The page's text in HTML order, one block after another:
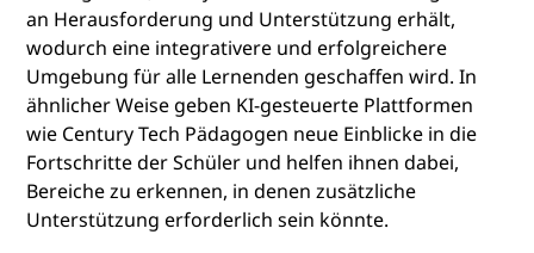
an Herausforderung und Unterstützung erhält,
wodurch eine integrativere und erfolgreichere
Umgebung für alle Lernenden geschaffen wird. In
ähnlicher Weise geben KI-gesteuerte Plattformen
wie Century Tech Pädagogen neue Einblicke in die
Fortschritte der Schüler und helfen ihnen dabei,
Bereiche zu erkennen, in denen zusätzliche
Unterstützung erforderlich sein könnte.